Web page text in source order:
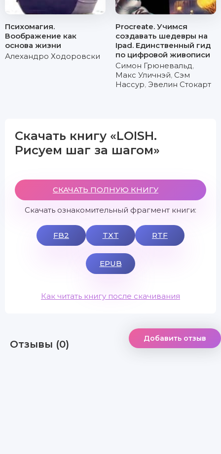
Психомагия.
Воображение как
основа жизни
Алехандро Ходоровски
Procreate. Учимся
создавать шедевры на
Ipad. Единственный гид
по цифровой живописи
Симон Грюневальд,
Макс Уличнэй, Сэм
Нассур, Эвелин Стокарт
Скачать книгу «LOISH.
Рисуем шаг за шагом»
СКАЧАТЬ ПОЛНУЮ КНИГУ
Скачать ознакомительный фрагмент книги:
FB2 TXT RTF
EPUB
Как читать книгу после скачивания
Отзывы (0) Добавить отзыв